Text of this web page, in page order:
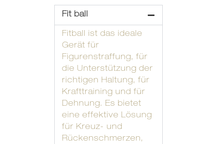
Fit ball
Fitball ist das ideale
Gerät für
Figurenstraffung, für
die Unterstützung der
richtigen Haltung, für
Krafttraining und für
Dehnung. Es bietet
eine effektive Lösung
für Kreuz- und
Rückenschmerzen,